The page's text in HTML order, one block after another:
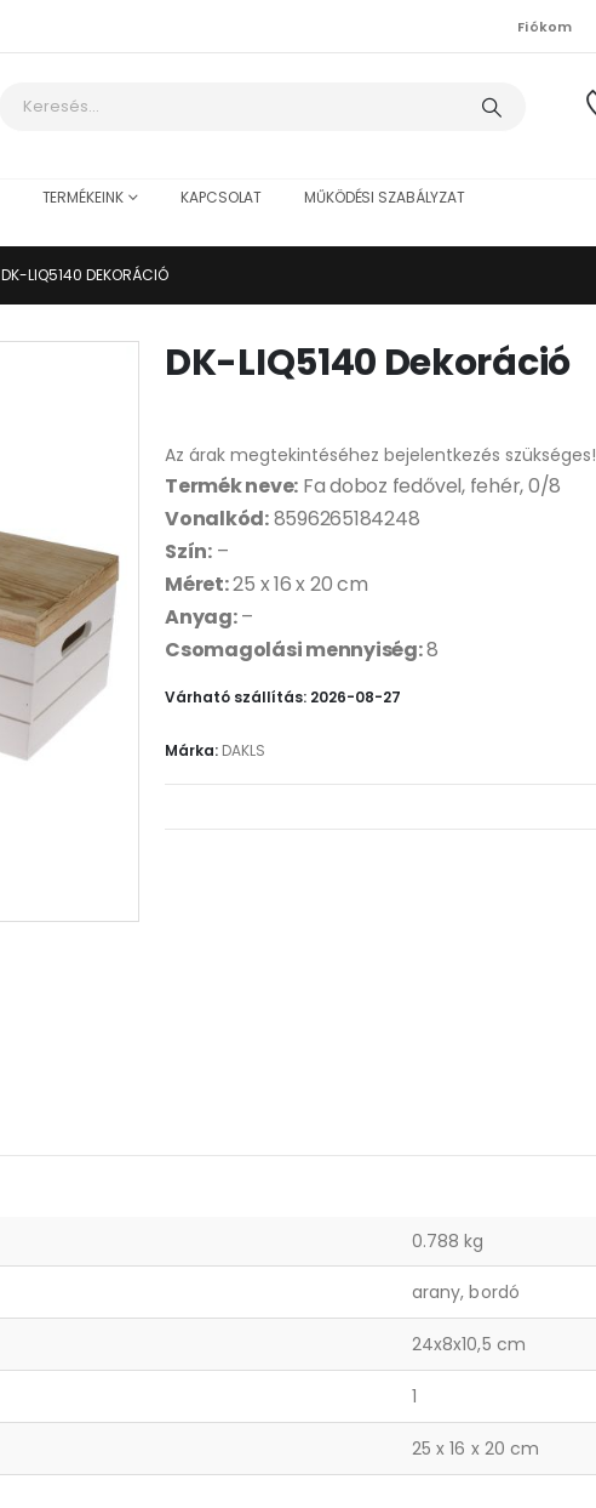
Fiókom
TERMÉKEINK KAPCSOLAT MŰKÖDÉSI SZABÁLYZAT
DK-LIQ5140 DEKORÁCIÓ
DK-LIQ5140 Dekoráció
Az árak megtekintéséhez bejelentkezés szükséges!
Termék neve: Fa doboz fedővel, fehér, 0/8
Vonalkód:8596265184248
Szín:–
Méret:25 x 16 x 20 cm
Anyag:–
Csomagolási mennyiség:8
Várható szállítás: 2026-08-27
Márka: DAKLS
0.788 kg
arany, bordó
24x8x10,5 cm
1
25 x 16 x 20 cm